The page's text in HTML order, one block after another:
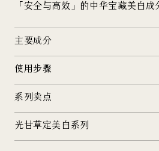
「安全与高效」的中华宝藏美白成
主要成分
使用步骤
系列卖点
光甘草定美白系列